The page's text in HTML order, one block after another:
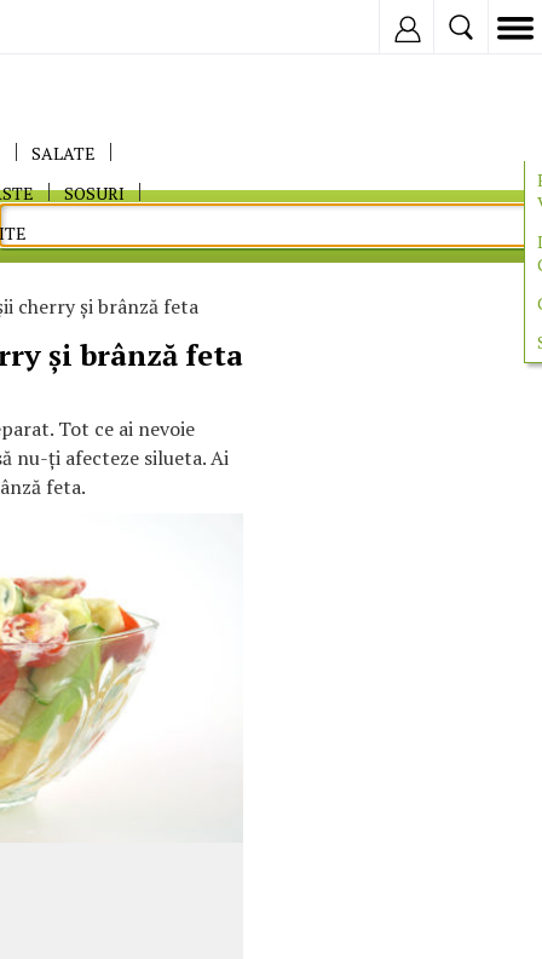
SALATE
SOSURI
cherry şi brânză feta
şi brânză feta
Tot ce ai nevoie
nu-ţi afecteze silueta. Ai
feta.